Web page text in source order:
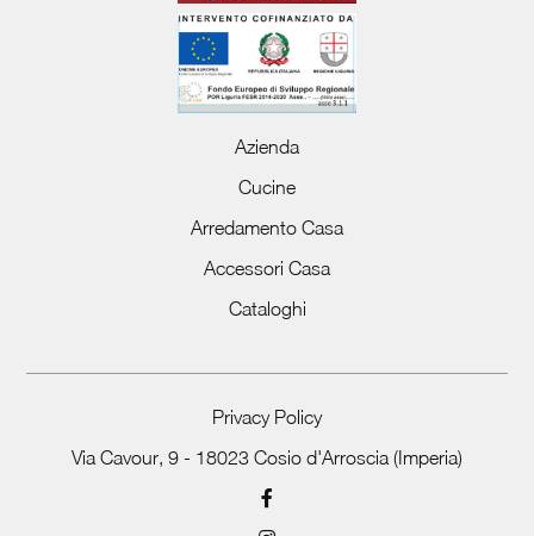
Azienda
Cucine
Arredamento Casa
Accessori Casa
Cataloghi
Privacy Policy
Via Cavour, 9 - 18023 Cosio d'Arroscia (Imperia)